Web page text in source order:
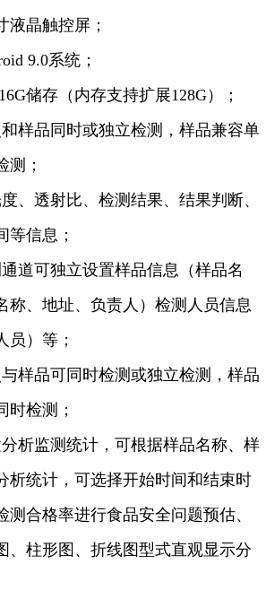
液晶触控屏；
9.0系统；
储存（内存支持扩展128G）；
样品同时或独立检测，样品兼容单
测；
、透射比、检测结果、结果判断、
等信息；
道可独立设置样品信息（样品名
称、地址、负责人）检测人员信息
员）等；
样品可同时检测或独立检测，样品
时检测；
析监测统计，可根据样品名称、样
析统计，可选择开始时间和结束时
测合格率进行食品安全问题预估、
、柱形图、折线图型式直观显示分